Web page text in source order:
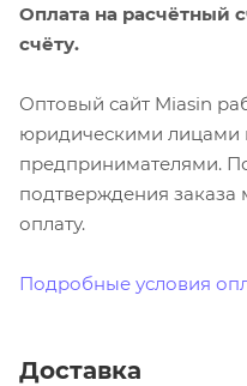
Оплата на расчётный
счёту.
Оптовый сайт Miasin
юридическими лицами
предпринимателями.
подтверждения заказа
оплату.
Подробные условия
Доставка